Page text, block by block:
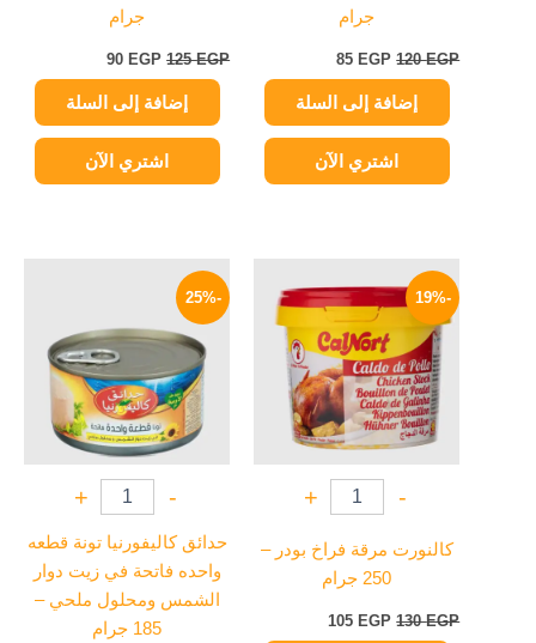
جرام
120EGP
85 EGP
إضافة إلى السلة
اشتري الآن
جرام
125EGP
90 EGP
إضافة إلى السلة
اشتري الآن
-19%
-
+
كالنورت مرقة فراخ بودر –
250 جرام
130EGP
الأصلي
هو:
130 EGP.
105 EGP
الحالي
هو:
105 EGP.
-25%
-
+
حدائق كاليفورنيا تونة قطعه
واحده فاتحة في زيت دوار
الشمس ومحلول ملحي –
185 جرام
125 EGP.
94 EGP.